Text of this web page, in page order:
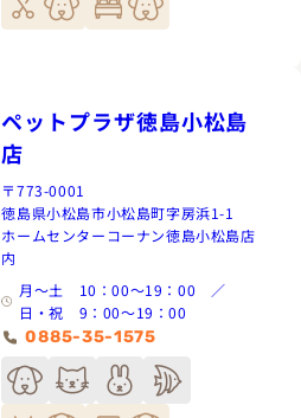
ペットプラザ徳島小松島
店
〒773-0001
徳島県小松島市小松島町字房浜1-1
ホームセンターコーナン徳島小松島店
内
月～土 10：00～19：00 ／
日・祝 9：00～19：00
0885-35-1575